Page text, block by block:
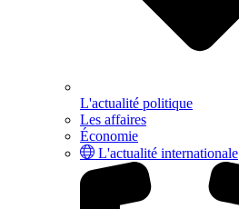
L'actualité politique
Les affaires
Économie
L'actualité internationale